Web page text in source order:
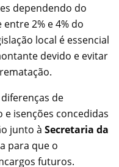
dependendo do
2% e 4% do
local é essencial
devido e evitar
de
isenções concedidas
junto à Secretaria da
para que o
futuros.